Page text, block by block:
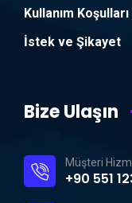
Kullanım Koşulları
İstek ve Şikayet
Bize Ulaşın
Müşteri
+90 551